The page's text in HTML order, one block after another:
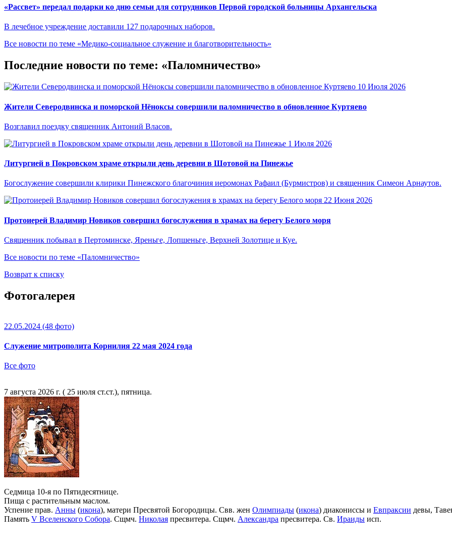
«Рассвет» передал подарки ко дню семьи для сотрудников Первой городской больницы Архангельска
В лечебное учреждение доставили 127 подарочных наборов.
Все новости по теме «Медико-социальное служение и благотворительность»
Последние новости по теме: «Паломничество»
10 Июля 2026
Жители Северодвинска и поморской Нёноксы совершили паломничество в обновленное Куртяево
Возглавил поездку священник Антоний Власов.
1 Июля 2026
Литургией в Покровском храме открыли день деревни в Шотовой на Пинежье
Богослужение совершили клирики Пинежского благочиния иеромонах Рафаил (Бурмистров) и священник Симеон Арнаутов.
22 Июня 2026
Протоиерей Владимир Новиков совершил богослужения в храмах на берегу Белого моря
Священник побывал в Пертоминске, Яреньге, Лопшеньге, Верхней Золотице и Куе.
Все новости по теме «Паломничество»
Возврат к списку
Фотогалерея
22.05.2024 (48 фото)
Служение митрополита Корнилия 22 мая 2024 года
Все фото
7 августа 2026 г. ( 25 июля ст.ст.), пятница.
Седмица 10-я по Пятидесятнице.
Пища с растительным маслом.
Успение прав. Анны (икона), матери Пресвятой Богородицы. Свв. жен Олимпиады (икона) диакониссы и Евпраксии девы,
Память V Вселенского Собора. Сщмч. Николая пресвитера. Сщмч. Александра пресвитера. Св. Ираиды исп.